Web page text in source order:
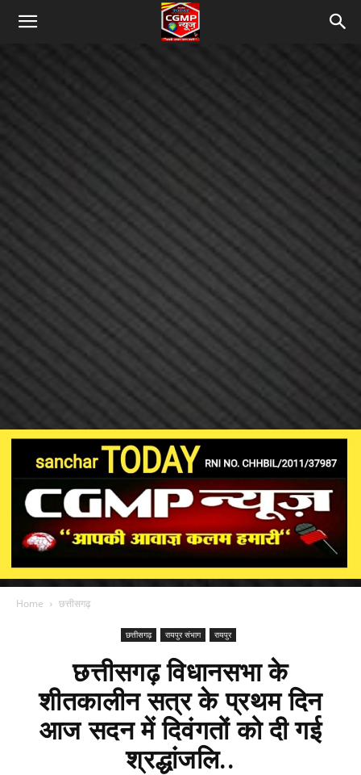
Home छत्तीसगढ़
छत्तीसगढ़ रायपुर संभाग रायपुर
छत्तीसगढ़ विधानसभा के
शीतकालीन सत्र के प्रथम दिन
आज सदन में दिवंगतों को दी गई
श्रद्धांजलि..